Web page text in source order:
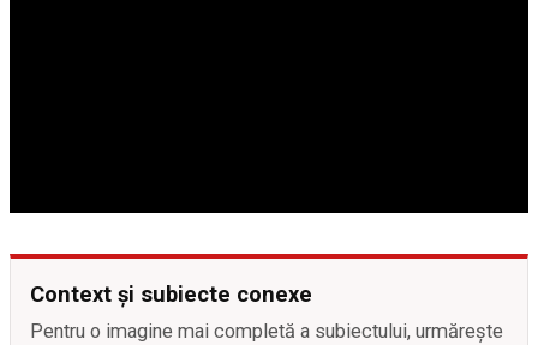
Context și subiecte conexe
Pentru o imagine mai completă a subiectului, urmărește